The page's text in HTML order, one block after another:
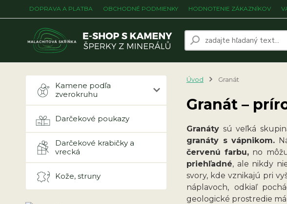
DOPRAVA A PLATBA OBCHODNÉ PODMIENKY HODNOTENIE ZÁKAZNÍKOV
Kamene podľa
zverokruhu
Darčekové poukazy
Darčekové krabičky a
vrecká
Kože, struny
Úvod Granát
Granát –
Granátysú veľká
granáty s vápnikom.
červenú farbu, no
priehľadné, ale nikdy
svory, kde vznikajú pri
náplavoch, odkiaľ
geologické prostredie